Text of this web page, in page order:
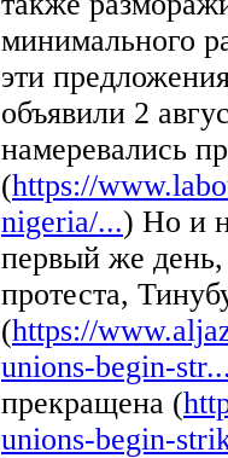
минимального
эти
объявили 2
намеревались
(https://
nigeria/...) Но и
первый же
протеста,
(https://
unions-begin-
прекращена (
unions-begin-